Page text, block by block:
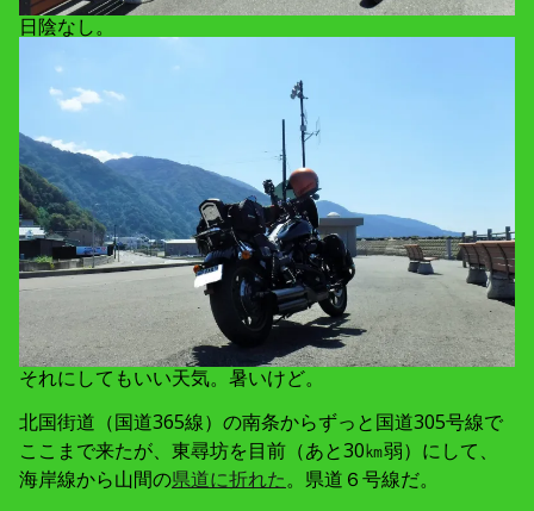
日陰なし。
それにしてもいい天気。暑いけど。
北国街道（国道365線）の南条からずっと国道305号線で
ここまで来たが、東尋坊を目前（あと30㎞弱）にして、
海岸線から山間の県道に折れた。県道６号線だ。